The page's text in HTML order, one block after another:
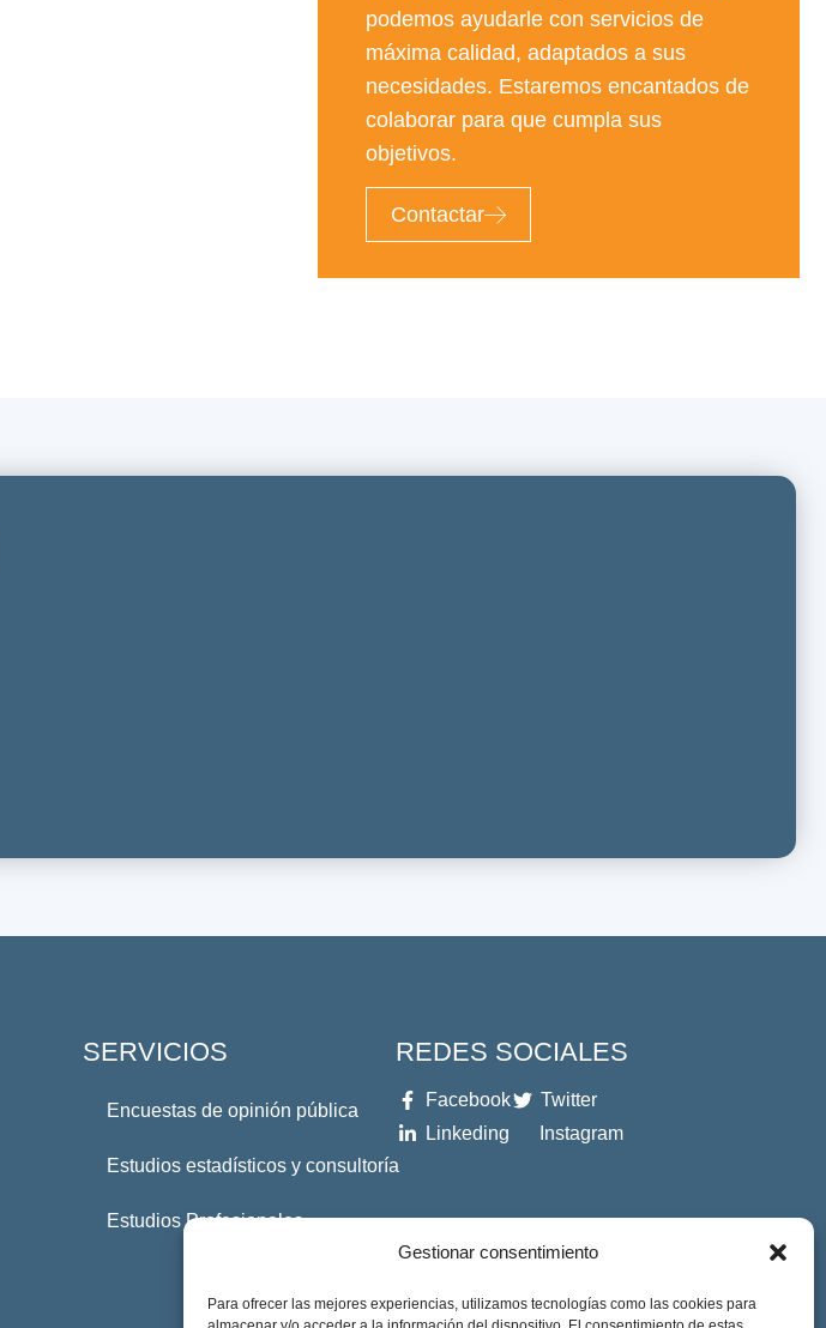
Gestionar consentimiento
Para ofrecer las mejores experiencias, utilizamos tecnologías como las cookies para
podemos ayudarle con servicios de
máxima calidad, adaptados a sus
necesidades. Estaremos encantados de
colaborar para que cumpla sus
objetivos.
Contactar
SERVICIOS
Encuestas de opinión pública
Estudios estadísticos y consultoría
Estudios Profesionales
REDES SOCIALES
Facebook
Twitter
Linkeding
Instagram